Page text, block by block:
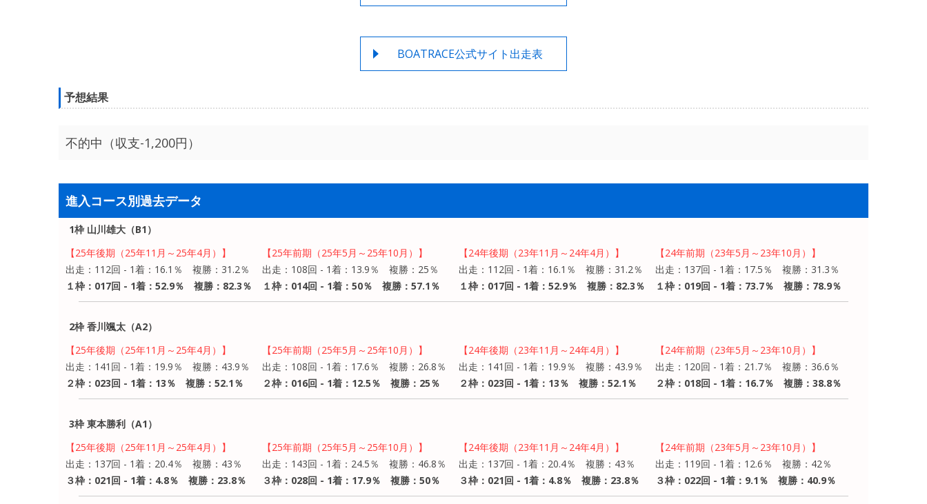
BOATRACE公式サイト出走表
予想結果
不的中（収支-1,200円）
進入コース別過去データ
1枠 山川雄大（B1）
【25年後期（25年11月～25年4月）】
出走：112回 - 1着：16.1％ 複勝：31.2％
１枠：017回 - 1着：52.9％ 複勝：82.3％
【25年前期（25年5月～25年10月）】
出走：108回 - 1着：13.9％ 複勝：25％
１枠：014回 - 1着：50％ 複勝：57.1％
【24年後期（23年11月～24年4月）】
出走：112回 - 1着：16.1％ 複勝：31.2％
１枠：017回 - 1着：52.9％ 複勝：82.3％
【24年前期（23年5月～23年10月）】
出走：137回 - 1着：17.5％ 複勝：31.3％
１枠：019回 - 1着：73.7％ 複勝：78.9％
2枠 香川颯太（A2）
【25年後期（25年11月～25年4月）】
出走：141回 - 1着：19.9％ 複勝：43.9％
２枠：023回 - 1着：13％ 複勝：52.1％
【25年前期（25年5月～25年10月）】
出走：108回 - 1着：17.6％ 複勝：26.8％
２枠：016回 - 1着：12.5％ 複勝：25％
【24年後期（23年11月～24年4月）】
出走：141回 - 1着：19.9％ 複勝：43.9％
２枠：023回 - 1着：13％ 複勝：52.1％
【24年前期（23年5月～23年10月）】
出走：120回 - 1着：21.7％ 複勝：36.6％
２枠：018回 - 1着：16.7％ 複勝：38.8％
3枠 東本勝利（A1）
【25年後期（25年11月～25年4月）】
出走：137回 - 1着：20.4％ 複勝：43％
３枠：021回 - 1着：4.8％ 複勝：23.8％
【25年前期（25年5月～25年10月）】
出走：143回 - 1着：24.5％ 複勝：46.8％
３枠：028回 - 1着：17.9％ 複勝：50％
【24年後期（23年11月～24年4月）】
出走：137回 - 1着：20.4％ 複勝：43％
３枠：021回 - 1着：4.8％ 複勝：23.8％
【24年前期（23年5月～23年10月）】
出走：119回 - 1着：12.6％ 複勝：42％
３枠：022回 - 1着：9.1％ 複勝：40.9％